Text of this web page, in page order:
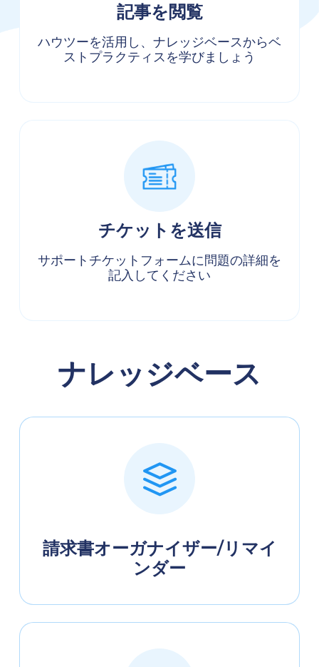
記事を閲覧
ハウツーを活用し、ナレッジベースからベ
ストプラクティスを学びましょう
チケットを送信
サポートチケットフォームに問題の詳細を
記入してください
ナレッジベース
請求書オーガナイザー/リマイ
ンダー